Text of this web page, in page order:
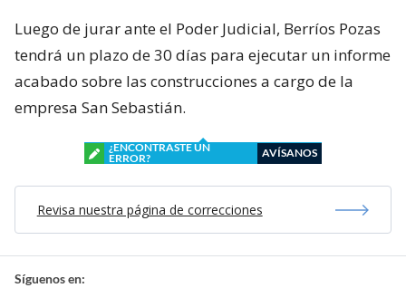
Luego de jurar ante el Poder Judicial, Berríos Pozas
tendrá un plazo de 30 días para ejecutar un informe
acabado sobre las construcciones a cargo de la
empresa San Sebastián.
¿ENCONTRASTE UN
ERROR?
AVÍSANOS
Revisa nuestra página de correcciones
Síguenos en: